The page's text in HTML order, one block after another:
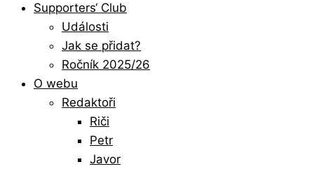
Supporters‘ Club
Události
Jak se přidat?
Ročník 2025/26
O webu
Redaktoři
Riči
Petr
Javor